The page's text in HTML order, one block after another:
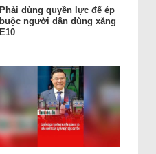
Phải dùng quyền lực để ép
buộc người dân dùng xăng
E10